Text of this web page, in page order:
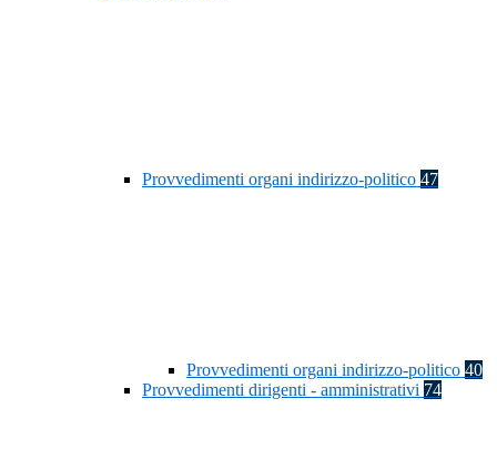
Provvedimenti organi indirizzo-politico 47
Provvedimenti organi indirizzo-politico 40
Provvedimenti dirigenti - amministrativi 74